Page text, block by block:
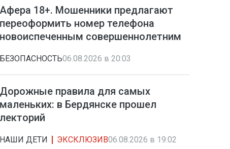
Афера 18+. Мошенники предлагают
переоформить номер телефона
новоиспеченным совершеннолетним
БЕЗОПАСНОСТЬ06.08.2026 в 20:03
Дорожные правила для самых
маленьких: в Бердянске прошел
лекторий
НАШИ ДЕТИ ЭКСКЛЮЗИВ06.08.2026 в 19:02